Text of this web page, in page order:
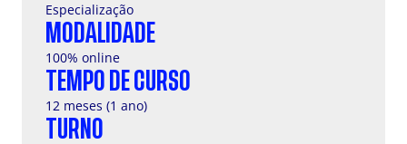
Especialização
MODALIDADE
100% online
TEMPO DE CURSO
12 meses (1 ano)
TURNO